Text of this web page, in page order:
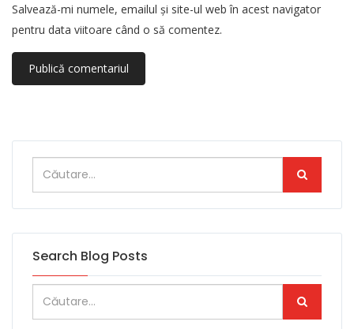
Salvează-mi numele, emailul și site-ul web în acest navigator
pentru data viitoare când o să comentez.
Search Blog Posts